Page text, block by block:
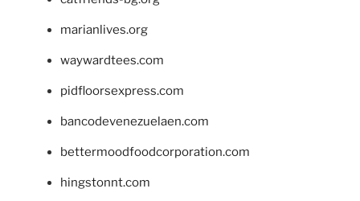
marianlives.org
waywardtees.com
pidfloorsexpress.com
bancodevenezuelaen.com
bettermoodfoodcorporation.com
hingstonnt.com